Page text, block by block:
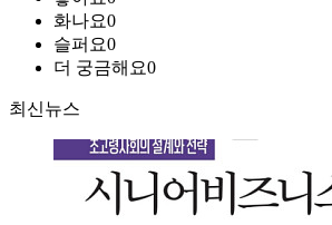
화나요0
슬퍼요0
더 궁금해요0
최신뉴스